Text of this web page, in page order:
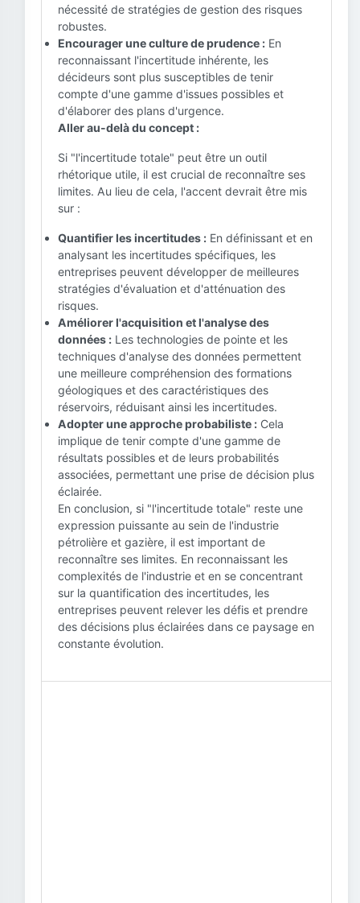
nécessité de stratégies de gestion des risques
robustes.
Encourager une culture de prudence : En
reconnaissant l'incertitude inhérente, les
décideurs sont plus susceptibles de tenir
compte d'une gamme d'issues possibles et
d'élaborer des plans d'urgence.
Aller au-delà du concept :
Si "l'incertitude totale" peut être un outil
rhétorique utile, il est crucial de reconnaître ses
limites. Au lieu de cela, l'accent devrait être mis
sur :
Quantifier les incertitudes : En définissant et en
analysant les incertitudes spécifiques, les
entreprises peuvent développer de meilleures
stratégies d'évaluation et d'atténuation des
risques.
Améliorer l'acquisition et l'analyse des
données : Les technologies de pointe et les
techniques d'analyse des données permettent
une meilleure compréhension des formations
géologiques et des caractéristiques des
réservoirs, réduisant ainsi les incertitudes.
Adopter une approche probabiliste : Cela
implique de tenir compte d'une gamme de
résultats possibles et de leurs probabilités
associées, permettant une prise de décision plus
éclairée.
En conclusion, si "l'incertitude totale" reste une
expression puissante au sein de l'industrie
pétrolière et gazière, il est important de
reconnaître ses limites. En reconnaissant les
complexités de l'industrie et en se concentrant
sur la quantification des incertitudes, les
entreprises peuvent relever les défis et prendre
des décisions plus éclairées dans ce paysage en
constante évolution.